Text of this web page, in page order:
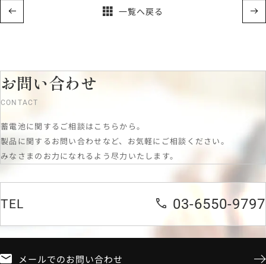
一覧へ戻る
お問い合わせ
CONTACT
蓄電池に関するご相談はこちらから。
製品に関するお問い合わせなど、お気軽にご相談ください。
みなさまのお力になれるよう尽力いたします。
TEL 03-6550-9797
メールでのお問い合わせ